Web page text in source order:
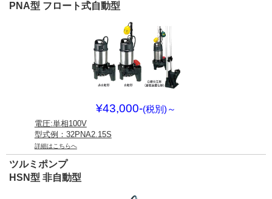
PNA型 フロート式自動型
¥43,000-(税別) ～
電圧:単相100V
型式例：32PNA2.15S
詳細はこちらへ
ツルミポンプ
HSN型 非自動型